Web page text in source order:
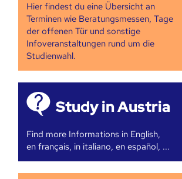
Hier findest du eine Übersicht an
Terminen wie Beratungsmessen, Tage
der offenen Tür und sonstige
Infoveranstaltungen rund um die
Studienwahl.
Study in Austria
Find more Informations in English,
en français, in italiano, en español, ...